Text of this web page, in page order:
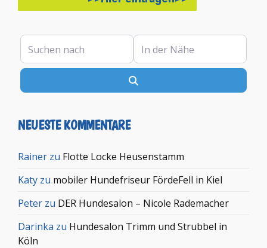
Suchen nach In der Nähe
NEUESTE KOMMENTARE
Rainer zu Flotte Locke Heusenstamm
Katy zu mobiler Hundefriseur FördeFell in Kiel
Peter zu DER Hundesalon – Nicole Rademacher
Darinka zu Hundesalon Trimm und Strubbel in
Köln